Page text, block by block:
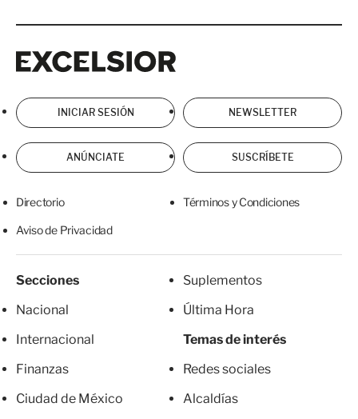
INICIAR SESIÓN NEWSLETTER
ANÚNCIATE SUSCRÍBETE
Directorio Términos y Condiciones
Aviso de Privacidad
Secciones
Nacional
Internacional
Finanzas
Ciudad de México
Suplementos
Última Hora
Temas de interés
Redes sociales
Alcaldías